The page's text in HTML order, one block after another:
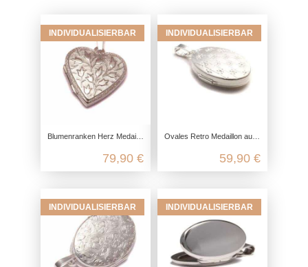
INDIVIDUALISIERBAR
Blumenranken Herz Medaillon aus 925 Sterling Silber
79,90 €
INDIVIDUALISIERBAR
Ovales Retro Medaillon aus 925 Sterling Silber
59,90 €
INDIVIDUALISIERBAR INDIVIDUALISIERBAR